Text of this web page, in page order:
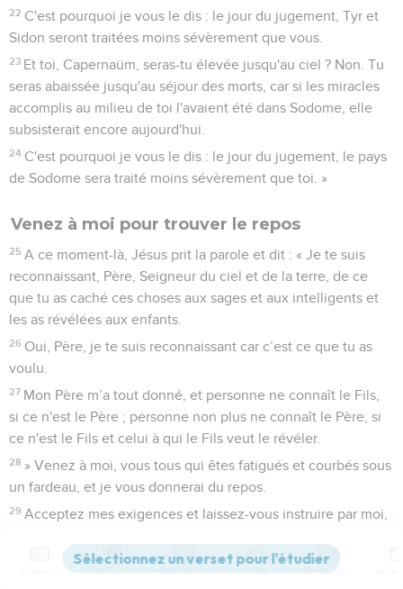
22 C'est pourquoi je vous le dis : le jour du jugement, Tyr et
Sidon seront traitées moins sévèrement que vous.
23 Et toi, Capernaüm, seras-tu élevée jusqu'au ciel ? Non. Tu
seras abaissée jusqu'au séjour des morts, car si les miracles
accomplis au milieu de toi l'avaient été dans Sodome, elle
subsisterait encore aujourd'hui.
24 C'est pourquoi je vous le dis : le jour du jugement, le pays
de Sodome sera traité moins sévèrement que toi. »
Venez à moi pour trouver le repos
25 A ce moment-là, Jésus prit la parole et dit : « Je te suis
reconnaissant, Père, Seigneur du ciel et de la terre, de ce
que tu as caché ces choses aux sages et aux intelligents et
les as révélées aux enfants.
26 Oui, Père, je te suis reconnaissant car c’est ce que tu as
voulu.
27 Mon Père m’a tout donné, et personne ne connaît le Fils,
si ce n'est le Père ; personne non plus ne connaît le Père, si
ce n'est le Fils et celui à qui le Fils veut le révéler.
28 » Venez à moi, vous tous qui êtes fatigués et courbés sous
un fardeau, et je vous donnerai du repos.
29 Acceptez mes exigences et laissez-vous instruire par moi,
repos pour votre âme.
Versions Commentaires Strong